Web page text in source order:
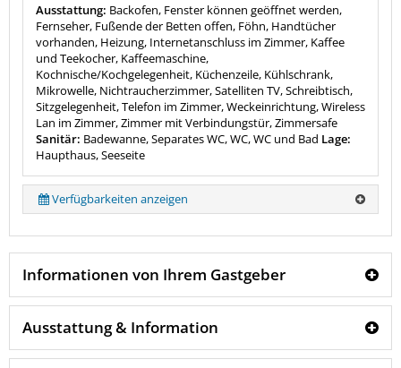
Ausstattung: Backofen, Fenster können geöffnet werden,
Fernseher, Fußende der Betten offen, Föhn, Handtücher
vorhanden, Heizung, Internetanschluss im Zimmer, Kaffee
und Teekocher, Kaffeemaschine,
Kochnische/Kochgelegenheit, Küchenzeile, Kühlschrank,
Mikrowelle, Nichtraucherzimmer, Satelliten TV, Schreibtisch,
Sitzgelegenheit, Telefon im Zimmer, Weckeinrichtung, Wireless
Lan im Zimmer, Zimmer mit Verbindungstür, Zimmersafe
Sanitär: Badewanne, Separates WC, WC, WC und Bad Lage:
Haupthaus, Seeseite
Verfügbarkeiten anzeigen
Informationen von Ihrem Gastgeber
Ausstattung & Information